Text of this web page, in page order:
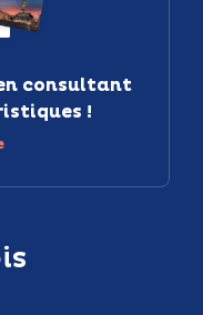
consultant
!